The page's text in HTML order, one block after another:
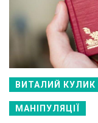
ВИТАЛИЙ КУЛИК
МАНІПУЛЯЦІЇ